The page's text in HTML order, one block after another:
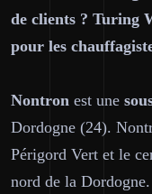
de clients ? Turing
pour les
Nontron est une
Dordogne (24).
Périgord Vert et le
nord de la